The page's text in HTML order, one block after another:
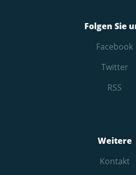
Folgen Sie
Facebook
Twitter
RSS
Weitere
Kontakt